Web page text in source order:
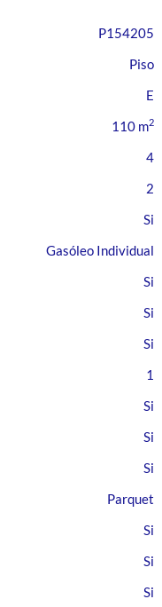
P154205
Piso
E
110 m2
4
2
Gasóleo Individual
1
Parquet